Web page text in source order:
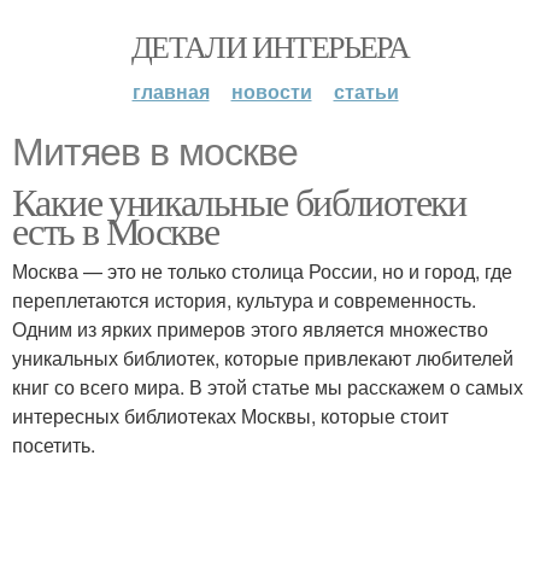
ДЕТАЛИ ИНТЕРЬЕРА
главная новости статьи
Митяев в москве
Какие уникальные библиотеки
есть в Москве
Москва — это не только столица России, но и город, где
переплетаются история, культура и современность.
Одним из ярких примеров этого является множество
уникальных библиотек, которые привлекают любителей
книг со всего мира. В этой статье мы расскажем о самых
интересных библиотеках Москвы, которые стоит
посетить.